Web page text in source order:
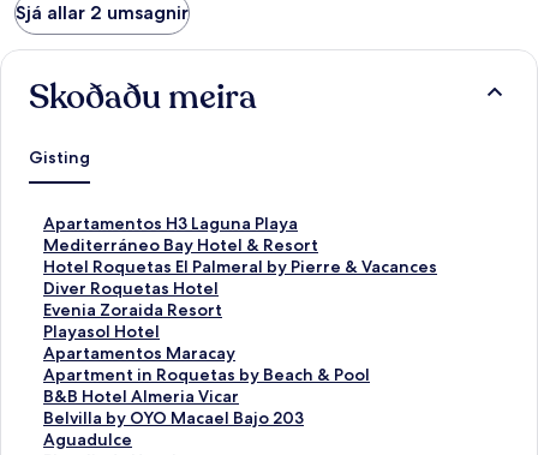
Sjá allar 2 umsagnir
Skoðaðu meira
Gisting
Apartamentos H3 Laguna Playa
H
l
e
k
k
u
r
s
e
m
o
Mediterráneo Bay Hotel & Resort
H
l
e
k
k
u
r
s
e
m
Hotel Roquetas El Palmeral by Pierre & Vacances
H
l
e
k
k
u
r
s
e
Diver Roquetas Hotel
H
l
e
k
k
u
r
s
Evenia Zoraida Resort
H
l
e
k
k
u
r
Playasol Hotel
H
l
e
k
k
u
Apartamentos Maracay
H
l
e
k
k
Apartment in Roquetas by Beach & Pool
H
l
e
k
B&B Hotel Almeria Vicar
H
l
e
Belvilla by OYO Macael Bajo 203
H
lAguadulce
H